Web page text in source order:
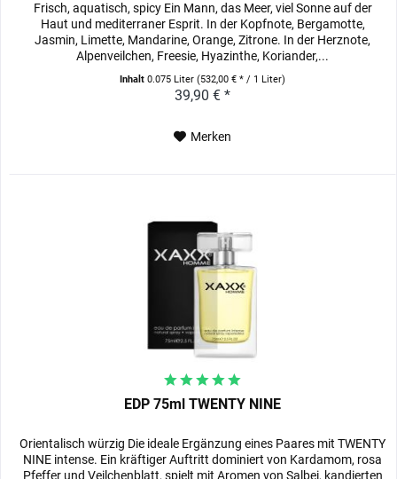
Frisch, aquatisch, spicy Ein Mann, das Meer, viel Sonne auf der
Haut und mediterraner Esprit. In der Kopfnote, Bergamotte,
Jasmin, Limette, Mandarine, Orange, Zitrone. In der Herznote,
Alpenveilchen, Freesie, Hyazinthe, Koriander,...
Inhalt0.075 Liter(532,00 € * / 1 Liter)
39,90 € *
Merken
EDP 75ml TWENTY NINE
Orientalisch würzig Die ideale Ergänzung eines Paares mit TWENTY
NINE intense. Ein kräftiger Auftritt dominiert von Kardamom, rosa
Pfeffer und Veilchenblatt, spielt mit Aromen von Salbei, kandierten